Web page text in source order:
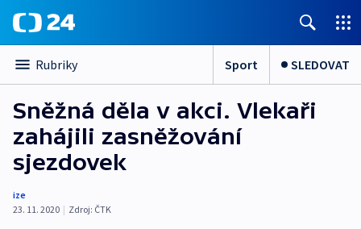
Rubriky Sport SLEDOVAT
Sněžná děla v akci. Vlekaři
zahájili zasněžování
sjezdovek
ize
23. 11. 2020 | Zdroj: ČTK